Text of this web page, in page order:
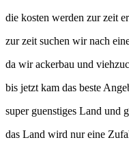
die kosten werden zur zeit
zur zeit suchen wir nach
da wir ackerbau und
bis jetzt kam das beste
super guenstiges Land und
das Land wird nur eine